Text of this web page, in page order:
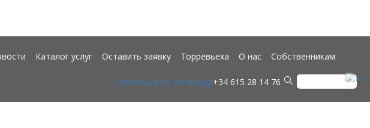
Каталог услуг Оставить заявку Торревьеха О нас Собственникам
Связаться по WhatsApp+34 615 28 14 76